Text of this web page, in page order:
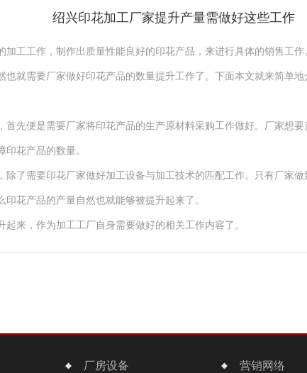
绍兴印花加工厂家提升产量需做好这些工作
工作，制作出质量性能良好的印花产品，来进行具体的销售工
就需要厂家做好印花产品的数量提升工作了。下面本文就来简单
便是需要厂家将印花产品的生产原材料采购工作做好。厂家想
花产品的数量。
需要印花厂家做好加工设备与加工技术的匹配工作。只有厂家
花产品的产量自然也就能够被提升起来了。
，作为加工工厂自身需要做好的相关工作内容了。
厂房设备 营销网络